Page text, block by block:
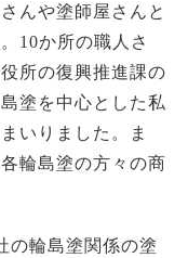
んや塗師屋さんと
10か所の職人さ
所の復興推進課の
塗を中心とした私
いりました。ま
輪島塗の方々の商
の輪島塗関係の塗